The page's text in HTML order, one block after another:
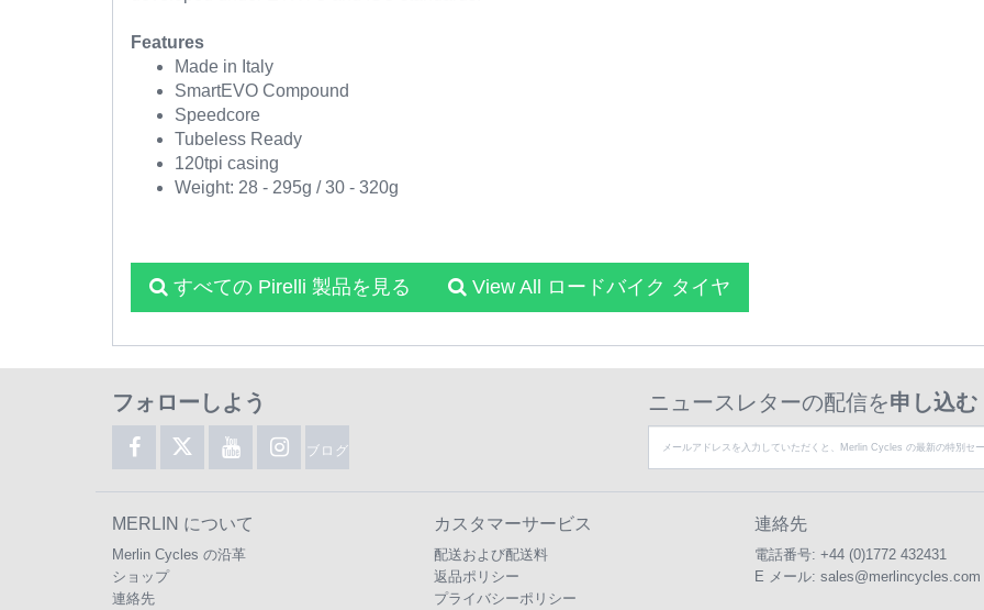
Features
Made in Italy
SmartEVO Compound
Speedcore
Tubeless Ready
120tpi casing
Weight: 28 - 295g / 30 - 320g
すべての Pirelli 製品を見る View All ロードバイク タイヤ
フォローしよう
ブログ
ニュースレターの配信を申し込む
MERLIN について
Merlin Cycles の沿革
ショップ
連絡先
カスタマーサービス
配送および配送料
返品ポリシー
プライバシーポリシー
連絡先
電話番号: +44 (0)1772 432431
E メール: sales@merlincycles.com